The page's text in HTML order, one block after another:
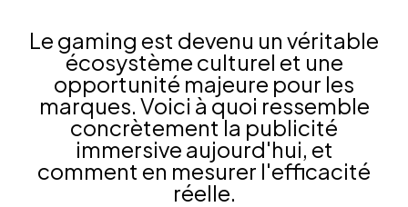
Le gaming est devenu un véritable
écosystème culturel et une
opportunité majeure pour les
marques. Voici à quoi ressemble
concrètement la publicité
immersive aujourd'hui, et
comment en mesurer l'efficacité
réelle.